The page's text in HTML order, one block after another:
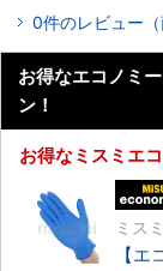
0件のレビュー（
お得なエコノミ
ン！
お得なミスミエ
ミスミ
【